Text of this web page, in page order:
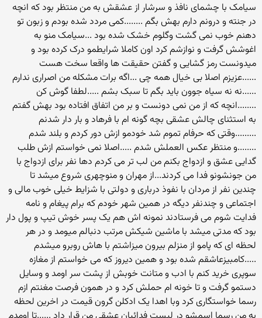
سیامک با چشمای نافذ و سرشار از عشقش به من منتظر بود که انچه
در جنته و درونم دارم بهش بگم ........کمی مردد شده بودم و زبون تو
دهنم خوب نمی گشت وگلوم خشک شده بود ...سیامک منو به
اغوشش گرفت و نوازشم کرد اون کاملا شرایطمو درک کرده بود و
میدونست رمز گشایی و گفتن حقیقت ها واقعا سخت هست
......عزیزم اصلا بی خیال همه چی ...اگه برات مشکله من اصراری ندارم
......نه نه سیاه جوون باید بگم تا سبک بشم .....لطفا گوش کن
........انچه که از من نمی دونست و بر من اتفاق افتاده بود بهش گفتم
به استثنای چالش عشقی بچه گونه ام با فرهاد و بار دار شدنم
.........وقتی که حرفام تموم شد خودمو ازش دور کردم و بلند شدم
........و منتظر عکس العملش شدم .....اصلا نمی خواستم ازش طلب
گدایی عشق و ازدواج بکنم من لب تر می کردم دها نفر برای ازدواج با
من جونشونو فدا می کردند...از مهران و منوچهری شروع میشد تا
چندین نفر از مردان با نفوذ درباری و دولتی با شزایط خیلی خوب مالی و
اجتماعی و چندنفر دیگه در همین شهر خودم که برام پیغام و نامه
فدایت شوم می فرستادند نمونه اش هم یک پسر خوش تیپ و پول دار
بود که مدتی میشد با ماشین شیکش مرتب دنبالم میومد و در هر
لحظه ای که پامو از منزلم بیرون میزاشتم با هاش روبرو میشدم
.....کامبیزعاشقم شده بود و همین دیروز که می خواستم از مغازه
سوپری خرید کنم با ادب و متانت خوبش از پشت سر اومد و وسایل
دستمو گرفت و تا خونه ام حملش کرد و در همون فرصت مغنتم ازم
رسما خواستگاری کرد وبا اهدا یک ادکلن گرون قیمت در اخرین لحظه